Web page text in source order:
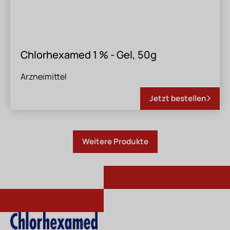
Chlorhexamed 1 % - Gel, 50g
Arzneimittel
Weitere Produkte